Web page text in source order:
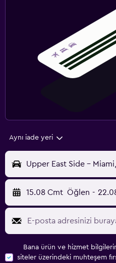
Aynı iade yeri
Upper East Side -
15.08 Cmt Öğlen -
Bana ürün ve hizmet
siteler üzerindeki muhteşem